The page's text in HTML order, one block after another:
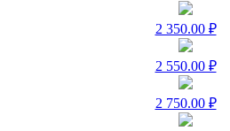
2 350.00 ₽
2 550.00 ₽
2 750.00 ₽